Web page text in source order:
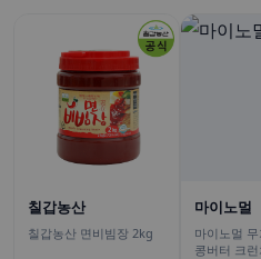
칠갑농산
칠갑농산 면비빔장 2kg
마이노멀
마이노멀
콩버터 크